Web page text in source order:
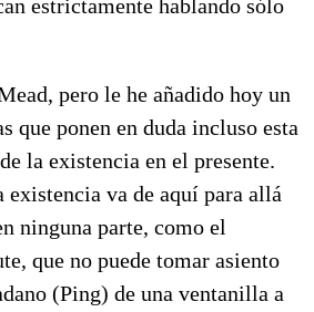
estrictamente hablando sólo
pero le he añadido hoy un
que ponen en duda incluso esta
la existencia en el presente.
va de aquí para allá
ninguna parte, como el
que no puede tomar asiento
(Ping) de una ventanilla a